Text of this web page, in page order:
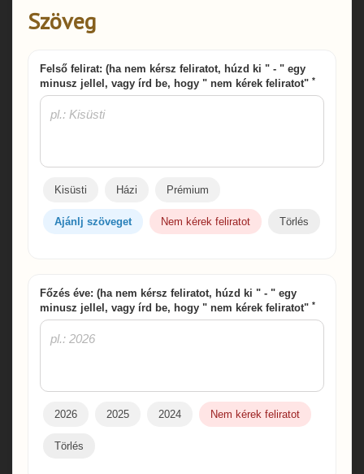
Szöveg
Felső felirat: (ha nem kérsz feliratot, húzd ki " - " egy
minusz jellel, vagy írd be, hogy " nem kérek feliratot" *
Kisüsti Házi Prémium
Ajánlj szöveget Nem kérek feliratot Törlés
Főzés éve: (ha nem kérsz feliratot, húzd ki " - " egy
minusz jellel, vagy írd be, hogy " nem kérek feliratot" *
2026 2025 2024 Nem kérek feliratot
Törlés